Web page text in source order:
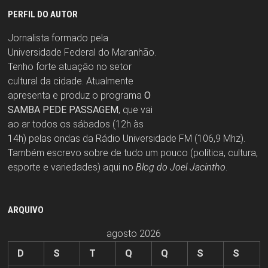
PERFIL DO AUTOR
Jornalista formado pela
Universidade Federal do Maranhão.
Tenho forte atuação no setor
cultural da cidade. Atualmente
apresenta e produz o programa O
SAMBA PEDE PASSAGEM, que vai
ao ar todos os sábados (12h às
14h) pelas ondas da Rádio Universidade FM (106,9 Mhz).
Também escrevo sobre de tudo um pouco (política, cultura,
esporte e variedades) aqui no Blog do Joel Jacintho.
ARQUIVO
agosto 2026
D
S T Q Q S S